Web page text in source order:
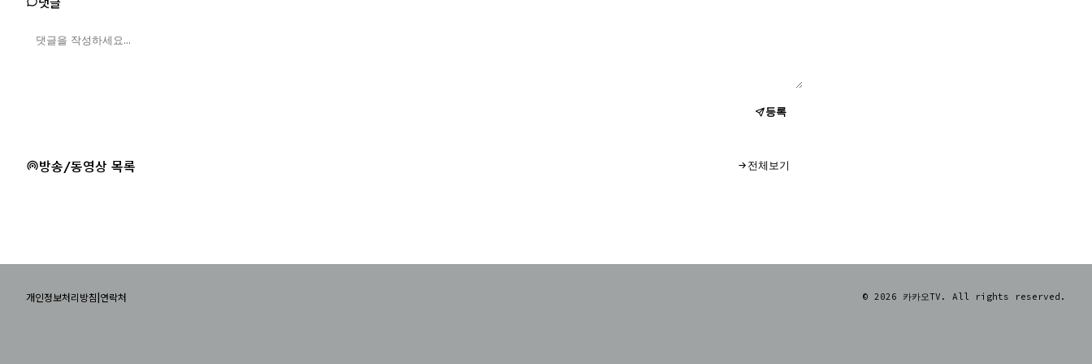
등록
방송/동영상 목록 전체보기
개인정보처리방침|연락처 © 2026 카카오TV. All rights reserved.